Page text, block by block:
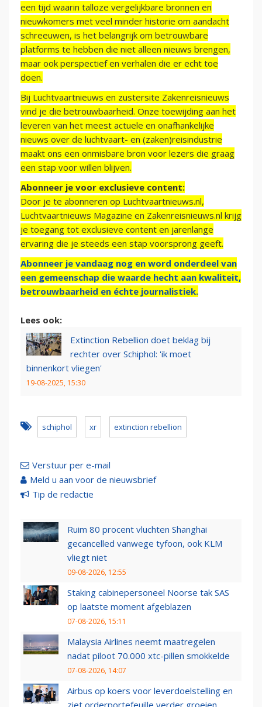
een tijd waarin talloze vergelijkbare bronnen en
nieuwkomers met veel minder historie om aandacht
schreeuwen, is het belangrijk om betrouwbare
platforms te hebben die niet alleen nieuws brengen,
maar ook perspectief en verhalen die er echt toe
doen.
Bij Luchtvaartnieuws en zustersite Zakenreisnieuws
vind je die betrouwbaarheid. Onze toewijding aan het
leveren van het meest actuele en onafhankelijke
nieuws over de luchtvaart- en (zaken)reisindustrie
maakt ons een onmisbare bron voor lezers die graag
een stap voor willen blijven.
Abonneer je voor exclusieve content:
Door je te abonneren op Luchtvaartnieuws.nl,
Luchtvaartnieuws Magazine en Zakenreisnieuws.nl krijg
je toegang tot exclusieve content en jarenlange
ervaring die je steeds een stap voorsprong geeft.
Abonneer je vandaag nog en word onderdeel van
een gemeenschap die waarde hecht aan kwaliteit,
betrouwbaarheid en échte journalistiek.
Lees ook:
Extinction Rebellion doet beklag bij
rechter over Schiphol: 'ik moet
binnenkort vliegen'
19-08-2025, 15:30
schiphol xr extinction rebellion
Verstuur per e-mail
Meld u aan voor de nieuwsbrief
Tip de redactie
Ruim 80 procent vluchten Shanghai
gecancelled vanwege tyfoon, ook KLM
vliegt niet
09-08-2026, 12:55
Staking cabinepersoneel Noorse tak SAS
op laatste moment afgeblazen
07-08-2026, 15:11
Malaysia Airlines neemt maatregelen
nadat piloot 70.000 xtc-pillen smokkelde
07-08-2026, 14:07
Airbus op koers voor leverdoelstelling en